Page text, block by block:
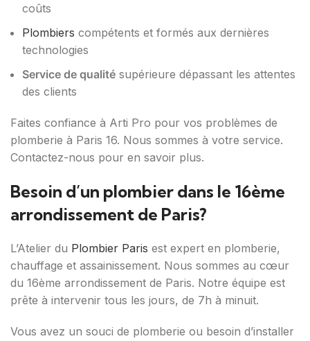
coûts
Plombiers compétents et formés aux dernières
technologies
Service de qualité supérieure dépassant les attentes
des clients
Faites confiance à Arti Pro pour vos problèmes de
plomberie à Paris 16. Nous sommes à votre service.
Contactez-nous pour en savoir plus.
Besoin d’un plombier dans le 16ème
arrondissement de Paris?
L’Atelier du Plombier Paris est expert en plomberie,
chauffage et assainissement. Nous sommes au cœur
du 16ème arrondissement de Paris. Notre équipe est
prête à intervenir tous les jours, de 7h à minuit.
Vous avez un souci de plomberie ou besoin d’installer